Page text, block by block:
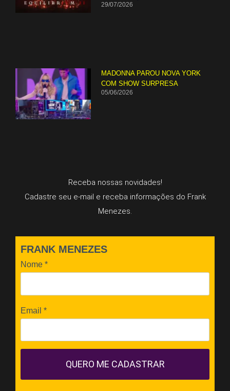
29/07/2026
MADONNA PAROU NOVA YORK
COM SHOW SURPRESA
05/06/2026
Receba nossas novidades!
Cadastre seu e-mail e receba informações do Frank
Menezes.
FRANK MENEZES
Nome *
Email *
QUERO ME CADASTRAR